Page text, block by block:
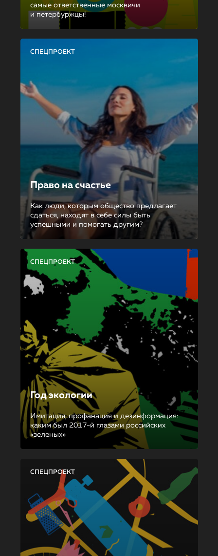
самые ответственные москвичи
и петербуржцы!
СПЕЦПРОЕКТ
Право на счастье
Как люди, которым общество предлагает
сдаться, находят в себе силы быть
успешными и помогать другим?
СПЕЦПРОЕКТ
Год экологии
Имитация, профанация и дезинформация:
каким был 2017-й глазами российских
«зеленых»
СПЕЦПРОЕКТ